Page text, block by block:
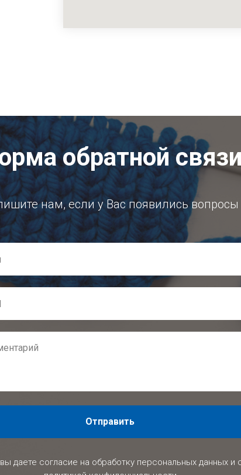
обратной
нам, если у Вас появились вопросы
Отправить
даете согласие на обработку персональных данных и